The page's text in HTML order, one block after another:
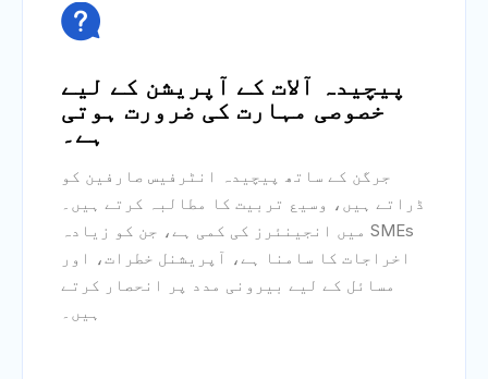

پیچیدہ آلات کے آپریشن کے لیے
خصوصی مہارت کی ضرورت ہوتی
ہے۔
جرگن کے ساتھ پیچیدہ انٹرفیس صارفین کو
ڈراتے ہیں، وسیع تربیت کا مطالبہ کرتے ہیں۔
SMEs میں انجینئرز کی کمی ہے، جن کو زیادہ
اخراجات کا سامنا ہے، آپریشنل خطرات، اور
مسائل کے لیے بیرونی مدد پر انحصار کرتے
ہیں۔